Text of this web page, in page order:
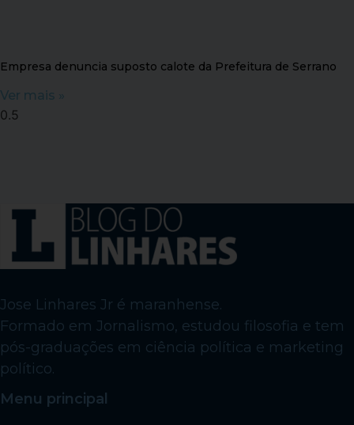
Empresa denuncia suposto calote da Prefeitura de Serrano
Ver mais »
Jose Linhares Jr é maranhense.
Formado em Jornalismo, estudou filosofia e tem
pós-graduações em ciência política e marketing
político.
Menu principal